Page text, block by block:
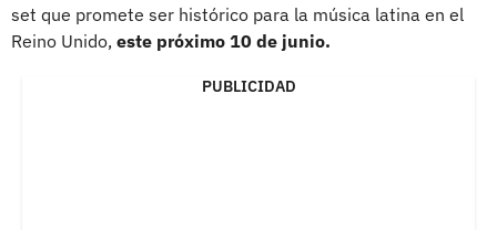
set que promete ser histórico para la música latina en el
Reino Unido, este próximo 10 de junio.
PUBLICIDAD